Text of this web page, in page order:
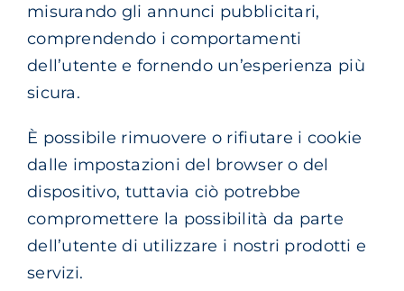
misurando gli annunci pubblicitari,
comprendendo i comportamenti
dell’utente e fornendo un’esperienza più
sicura.
È possibile rimuovere o rifiutare i cookie
dalle impostazioni del browser o del
dispositivo, tuttavia ciò potrebbe
compromettere la possibilità da parte
dell’utente di utilizzare i nostri prodotti e
servizi.